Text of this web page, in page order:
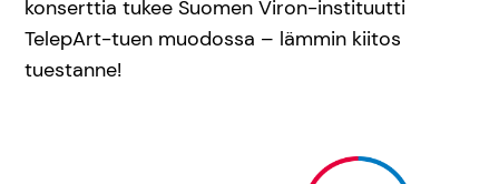
konserttia tukee Suomen Viron-instituutti
TelepArt-tuen muodossa – lämmin kiitos
tuestanne!